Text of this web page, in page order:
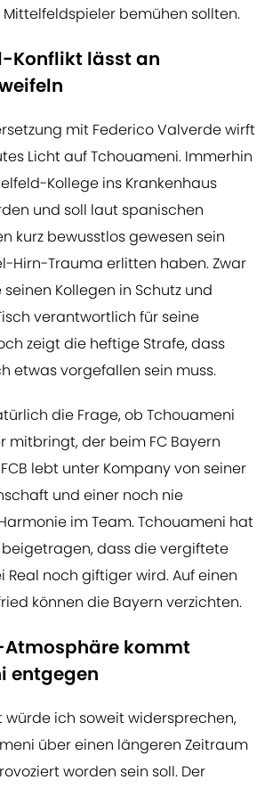
bemühen sollten.
Konflikt lässt an
mit Federico Valverde wirft
Licht auf Tchouameni. Immerhin
Kollege ins Krankenhaus
und soll laut spanischen
kurz bewusstlos gewesen sein
Hirn-Trauma erlitten haben. Zwar
Kollegen in Schutz und
verantwortlich für seine
zeigt die heftige Strafe, dass
etwas vorgefallen sein muss.
die Frage, ob Tchouameni
mitbringt, der beim FC Bayern
lebt unter Kompany von seiner
und einer noch nie
im Team. Tchouameni hat
dass die vergiftete
Real noch giftiger wird. Auf einen
können die Bayern verzichten.
Atmosphäre kommt
entgegen
würde ich soweit widersprechen,
über einen längeren Zeitraum
worden sein soll. Der